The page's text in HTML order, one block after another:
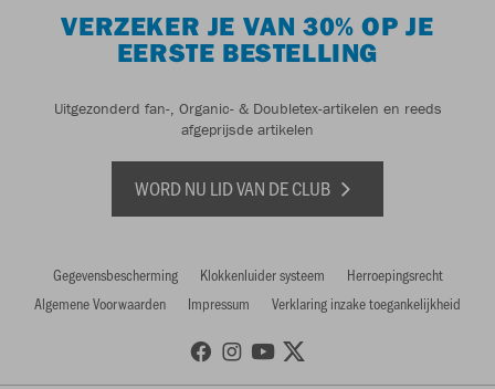
VERZEKER JE VAN 30% OP JE
EERSTE BESTELLING
Uitgezonderd fan-, Organic- & Doubletex-artikelen en reeds
afgeprijsde artikelen
WORD NU LID VAN DE CLUB
Gegevensbescherming Klokkenluider systeem
Herroepingsrecht
Algemene Voorwaarden
Impressum Verklaring inzake toegankelijkheid